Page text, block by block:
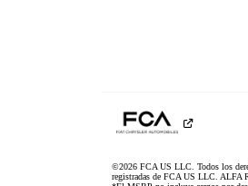
©2026 FCA US LLC. Todos los
registradas de FCA US LLC. ALFA